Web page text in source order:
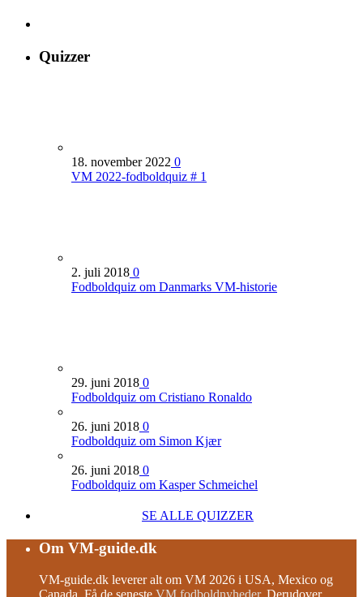
Quizzer
18. november 2022 0
VM 2022-fodboldquiz # 1
2. juli 2018 0
Fodboldquiz om Danmarks VM-historie
29. juni 2018 0
Fodboldquiz om Cristiano Ronaldo
26. juni 2018 0
Fodboldquiz om Simon Kjær
26. juni 2018 0
Fodboldquiz om Kasper Schmeichel
SE ALLE QUIZZER
Om VM-guide.dk
VM-guide.dk leverer alt om VM 2026 i USA, Mexico og
Canada. Få de seneste VM fodboldnyheder. Derudover